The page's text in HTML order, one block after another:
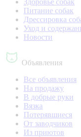
Здоровье собак
Питание собак
Дрессировка
Уход и
Новости
Объявления
Все объявления
На продажу
В добрые руки
Вязка
Потерявшиеся
От заводчиков
Из приютов